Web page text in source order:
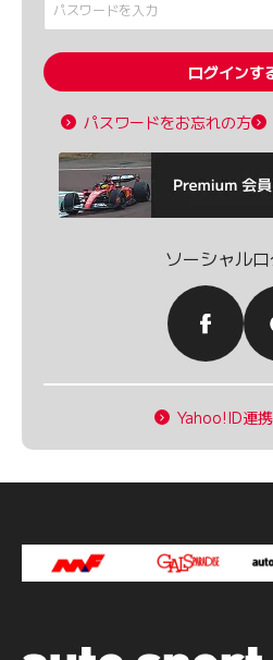
ログインす
パスワードをお忘れの方
ソーシャル
Yahoo!ID連